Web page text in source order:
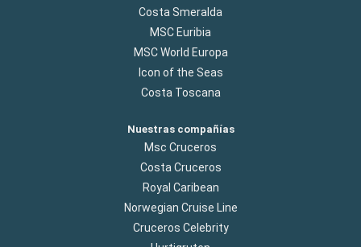
Costa Smeralda
MSC Euribia
MSC World Europa
Icon of the Seas
Costa Toscana
Nuestras compañías
Msc Cruceros
Costa Cruceros
Royal Caribean
Norwegian Cruise Line
Cruceros Celebrity